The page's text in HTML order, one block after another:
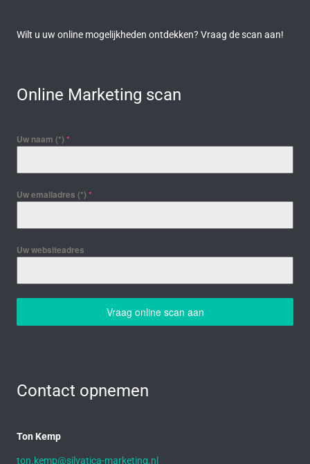
Wilt u uw online mogelijkheden ontdekken? Vraag de scan aan!
Online Marketing scan
Uw naam (*) *
Uw emailadres (*) *
Uw websiteadres
Vraag online scan aan
Contact opnemen
Ton Kemp
ton.kemp@silvatica-marketing.nl